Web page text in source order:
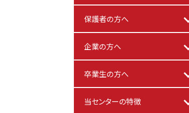
保護者の方へ
企業の方へ
卒業生の方へ
当センターの特徴